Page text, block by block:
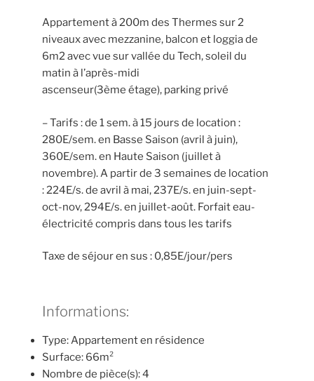
Appartement à 200m des Thermes sur 2
niveaux avec mezzanine, balcon et loggia de
6m2 avec vue sur vallée du Tech, soleil du
matin à l’après-midi
ascenseur(3ème étage), parking privé
– Tarifs : de 1 sem. à 15 jours de location :
280E/sem. en Basse Saison (avril à juin),
360E/sem. en Haute Saison (juillet à
novembre). A partir de 3 semaines de location
: 224E/s. de avril à mai, 237E/s. en juin-sept-
oct-nov, 294E/s. en juillet-août. Forfait eau-
électricité compris dans tous les tarifs
Taxe de séjour en sus : 0,85E/jour/pers
Informations:
Type: Appartement en résidence
Surface: 66m²
Nombre de pièce(s): 4